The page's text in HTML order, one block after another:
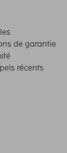
de garantie
récents